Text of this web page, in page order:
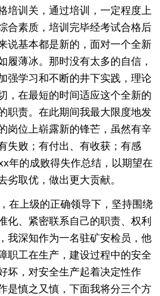
培训关，通过培训，一定程度上
合素质，培训完毕经考试合格后
说基本都是新的，面对一个全新
履薄冰。那时没有太多的自信，
强学习和不断的井下实践，理论
，在最短的时间适应这个全新的
职责。在此期间我最大限度地发
岗位上崭露新的锋芒，虽然有辛
失败；有付出、有收获；有感
年的成败得失作总结，以期望在
劣取优，做出更大贡献。
上级的正确领导下，坚持围绕
化、紧密联系自己的职责、权利
我深知作为一名驻矿安检员，他
职工在生产，建设过程中的安全
坏，对安全生产起着决定性作
是慎之又慎，下面我将分三个方